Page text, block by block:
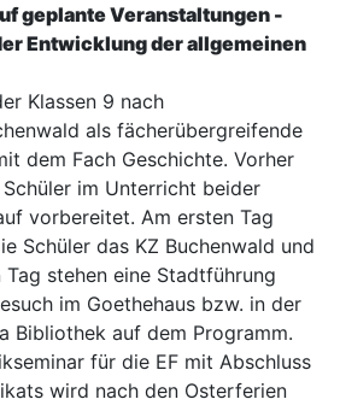
geplante Veranstaltungen -
Entwicklung der allgemeinen
Klassen 9 nach
als fächerübergreifende
dem Fach Geschichte. Vorher
im Unterricht beider
vorbereitet. Am ersten Tag
Schüler das KZ Buchenwald und
stehen eine Stadtführung
im Goethehaus bzw. in der
Bibliothek auf dem Programm.
für die EF mit Abschluss
wird nach den Osterferien